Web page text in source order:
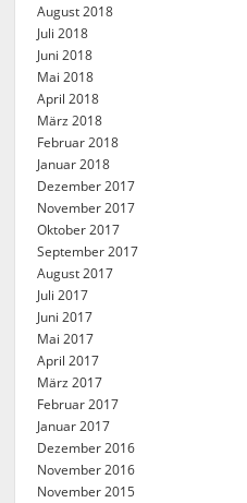
August 2018
Juli 2018
Juni 2018
Mai 2018
April 2018
März 2018
Februar 2018
Januar 2018
Dezember 2017
November 2017
Oktober 2017
September 2017
August 2017
Juli 2017
Juni 2017
Mai 2017
April 2017
März 2017
Februar 2017
Januar 2017
Dezember 2016
November 2016
November 2015